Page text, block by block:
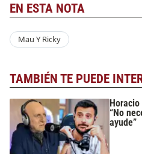
EN ESTA NOTA
Mau Y Ricky
TAMBIÉN TE PUEDE
“No
ayude”